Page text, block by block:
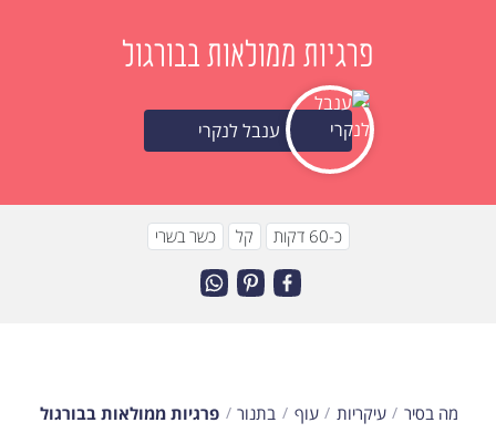
פרגיות ממולאות בבורגול
ענבל לנקרי
כ-60 דקות קל כשר בשרי
מה בסיר עיקריות עוף בתנור פרגיות ממולאות בבורגול